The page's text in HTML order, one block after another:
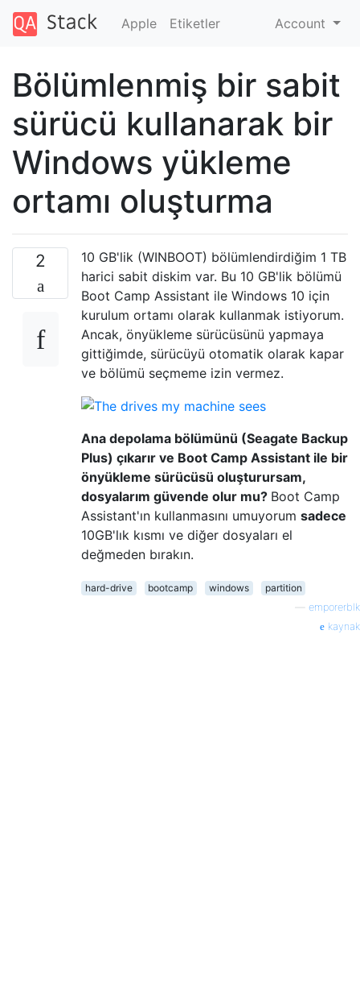
Apple Etiketler Account
Bölümlenmiş bir sabit
sürücü kullanarak bir
Windows yükleme
ortamı oluşturma
2
10 GB'lik (WINBOOT) bölümlendirdiğim 1 TB
harici sabit diskim var. Bu 10 GB'lik bölümü
Boot Camp Assistant ile Windows 10 için
kurulum ortamı olarak kullanmak istiyorum.
Ancak, önyükleme sürücüsünü yapmaya
gittiğimde, sürücüyü otomatik olarak kapar
ve bölümü seçmeme izin vermez.
Ana depolama bölümünü (Seagate Backup
Plus) çıkarır ve Boot Camp Assistant ile bir
önyükleme sürücüsü oluşturursam,
dosyalarım güvende olur mu? Boot Camp
Assistant'ın kullanmasını umuyorum sadece
10GB'lık kısmı ve diğer dosyaları el
değmeden bırakın.
hard-drive bootcamp windows
partition
emporerblk
kaynak